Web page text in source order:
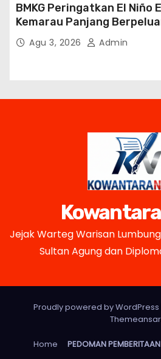
BMKG Peringatkan El Niño
Kemarau Panjang
hingga Awal 2027
Agu 3, 2026 Admin
Jejak Warteg Warisan
Sultan Agung dan
Proudly powered by WordPress
Themeansar
Home PEDOMAN